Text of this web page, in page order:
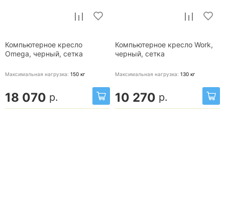
Компьютерное кресло
Omega, черный, сетка
Максимальная нагрузка: 150 кг
18 070 р.
Компьютерное кресло Work,
черный, сетка
Максимальная нагрузка: 130 кг
10 270 р.